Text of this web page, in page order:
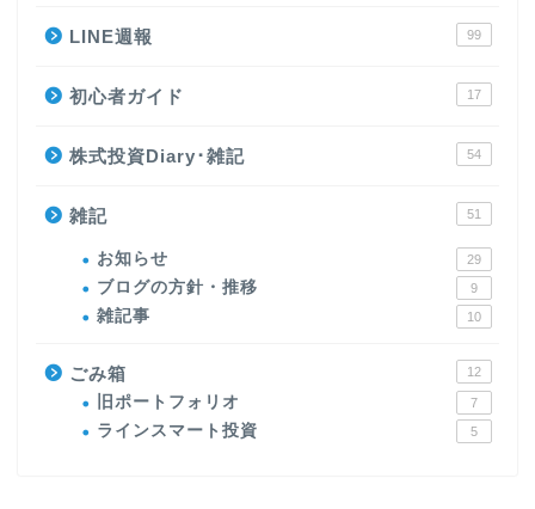
LINE週報 99
初心者ガイド 17
株式投資Diary･雑記 54
雑記 51
お知らせ 29
ブログの方針・推移 9
雑記事 10
ごみ箱 12
旧ポートフォリオ 7
ラインスマート投資 5